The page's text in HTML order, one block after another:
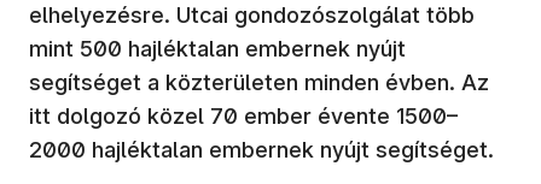
elhelyezésre. Utcai gondozószolgálat több
mint 500 hajléktalan embernek nyújt
segítséget a közterületen minden évben. Az
itt dolgozó közel 70 ember évente 1500–
2000 hajléktalan embernek nyújt segítséget.